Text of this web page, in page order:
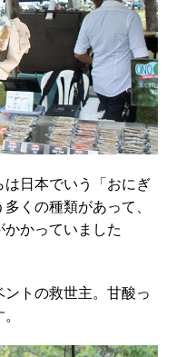
日本でいう「おにぎ
くの種類があって、
かかっていました
トの救世主。甘酸っ